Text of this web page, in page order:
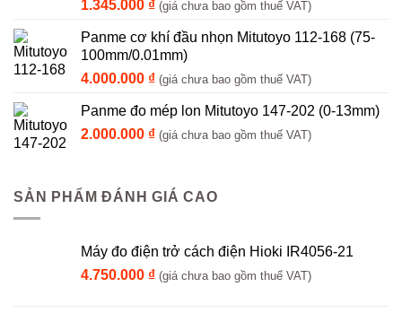
1.345.000 ₫ (giá chưa bao gồm thuế VAT)
Panme cơ khí đầu nhọn Mitutoyo 112-168 (75-
100mm/0.01mm)
4.000.000 ₫ (giá chưa bao gồm thuế VAT)
Panme đo mép lon Mitutoyo 147-202 (0-13mm)
2.000.000 ₫ (giá chưa bao gồm thuế VAT)
SẢN PHẨM ĐÁNH GIÁ CAO
Máy đo điện trở cách điện Hioki IR4056-21
4.750.000 ₫ (giá chưa bao gồm thuế VAT)